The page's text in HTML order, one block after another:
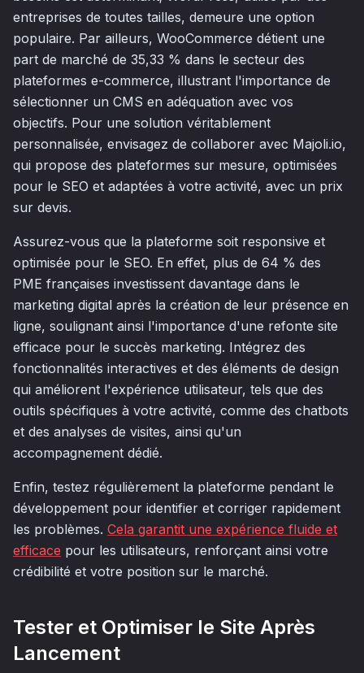
entreprises de toutes tailles, demeure une option
populaire. Par ailleurs, WooCommerce détient une
part de marché de 35,33 % dans le secteur des
plateformes e-commerce, illustrant l'importance de
sélectionner un CMS en adéquation avec vos
objectifs. Pour une solution véritablement
personnalisée, envisagez de collaborer avec Majoli.io,
qui propose des plateformes sur mesure, optimisées
pour le SEO et adaptées à votre activité, avec un prix
sur devis.
Assurez-vous que la plateforme soit responsive et
optimisée pour le SEO. En effet, plus de 64 % des
PME françaises investissent davantage dans le
marketing digital après la création de leur présence en
ligne, soulignant ainsi l'importance d'une refonte site
efficace pour le succès marketing. Intégrez des
fonctionnalités interactives et des éléments de design
qui améliorent l'expérience utilisateur, tels que des
outils spécifiques à votre activité, comme des chatbots
et des analyses de visites, ainsi qu'un
accompagnement dédié.
Enfin, testez régulièrement la plateforme pendant le
développement pour identifier et corriger rapidement
les problèmes. Cela garantit une expérience fluide et
efficace pour les utilisateurs, renforçant ainsi votre
crédibilité et votre position sur le marché.
Tester et Optimiser le Site Après
Lancement